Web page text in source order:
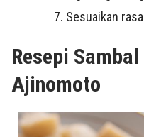
Sesuaikan
Resepi
Ajinomoto